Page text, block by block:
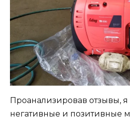
Проанализировав отзывы,
негативные и позитивные